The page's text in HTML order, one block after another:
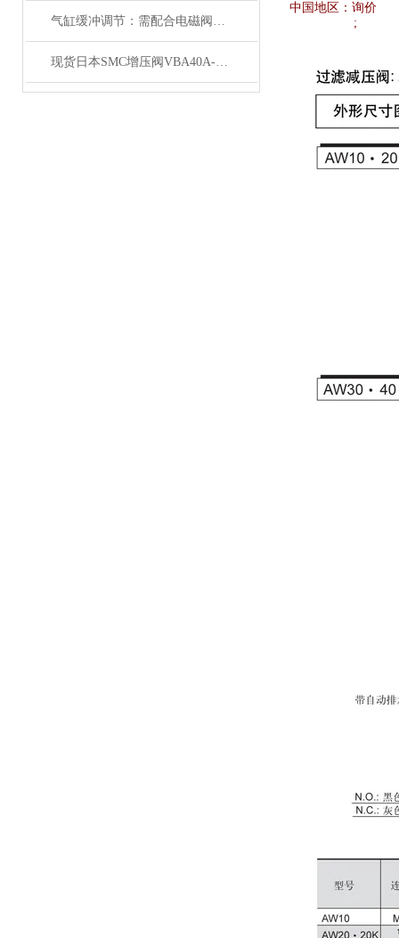
气缸缓冲调节：需配合电磁阀的响应速度来调整
现货日本SMC增压阀VBA40A-04GN
中国地区： 询价
;